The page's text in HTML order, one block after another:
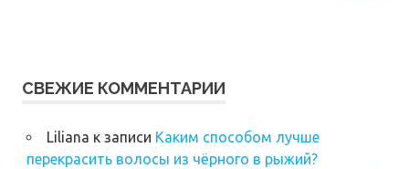
СВЕЖИЕ КОММЕНТАРИИ
Liliana к записи Каким способом лучше
перекрасить волосы из чёрного в рыжий?